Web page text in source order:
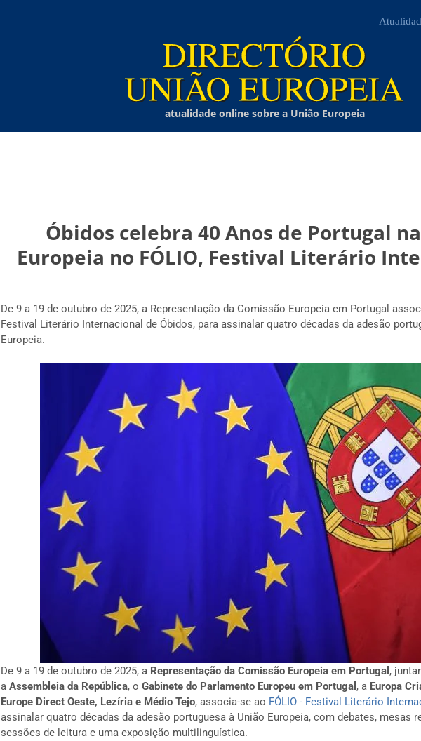
atualidade online sobre a União Europeia
Óbidos celebra 40 Anos de Portugal
Europeia no FÓLIO, Festival Literário
De 9 a 19 de outubro de 2025, a Representação da Comissão Europeia em Portugal
Festival Literário Internacional de Óbidos, para assinalar quatro décadas da adesão
Europeia.
De 9 a 19 de outubro de 2025, a Representação da Comissão Europeia em Portugal ,
a Assembleia da República, o Gabinete do Parlamento Europeu em Portugal , a Europa
Europe Direct Oeste, Lezíria e Médio Tejo, associa-se ao FÓLIO - Festival Literário
assinalar quatro décadas da adesão portuguesa à União Europeia, com debates, mesas
sessões de leitura e uma exposição multilinguística.